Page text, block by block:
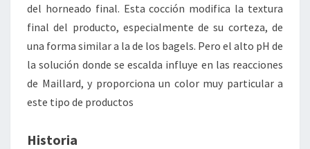
del horneado final. Esta cocción modifica la textura
final del producto, especialmente de su corteza, de
una forma similar a la de los bagels. Pero el alto pH de
la solución donde se escalda influye en las reacciones
de Maillard, y proporciona un color muy particular a
este tipo de productos
Historia